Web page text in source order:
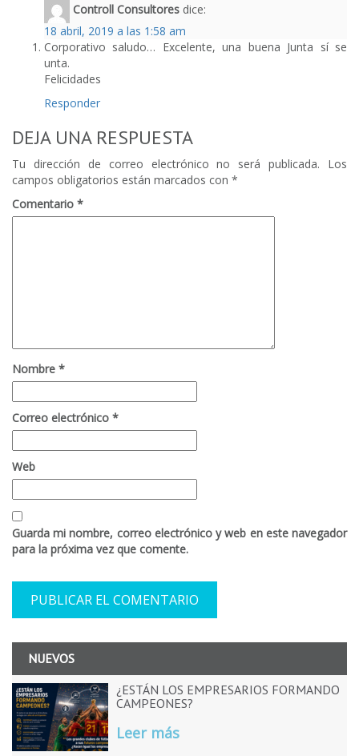
Controll Consultores dice:
18 abril, 2019 a las 1:58 am
Corporativo saludo… Excelente, una buena Junta sí se
unta.
Felicidades
Responder
DEJA UNA RESPUESTA
Tu dirección de correo electrónico no será publicada.
Los
campos obligatorios están marcados con *
Comentario *
Nombre *
Correo electrónico *
Web
Guarda mi nombre, correo electrónico y web en este navegador
para la próxima vez que comente.
NUEVOS
¿ESTÁN LOS EMPRESARIOS FORMANDO
CAMPEONES?
Leer más